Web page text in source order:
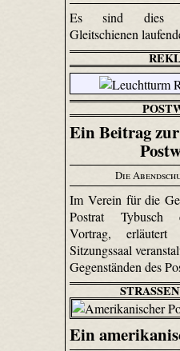
Es sind dies
Gleitschienen
Ein Beitrag
Die
Im Verein für die
Postrat Tybusch
Vortrag,
Sitzungssaal
Gegenständen des
Ein